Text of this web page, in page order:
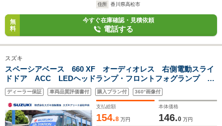
住所
香川県高松市
無
料
今すぐ在庫確認・見積依頼
電話する
スズキ
スペーシアベース 660 XF オーディオレス 右側電動スライ
ドドア ACC LEDヘッドランプ・フロントフォグランプ 全
方位カメラ オーバーヘッドシェルフ USB充電ソケット シ
ートヒーター(運転席・助手席) ルーフレール
ディーラー保証 車両品質評価書付 購入プラン付 360°画像付
支払総額
154.8 万円
本体価格
146.0 万円